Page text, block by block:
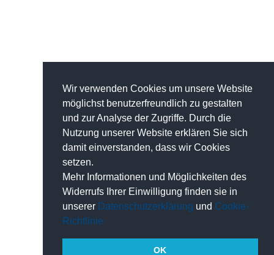
Wir verwenden Cookies um unsere Website
möglichst benutzerfreundlich zu gestalten
und zur Analyse der Zugriffe. Durch die
Nutzung unserer Website erklären Sie sich
damit einverstanden, dass wir Cookies
setzen.
Mehr Informationen und Möglichkeiten des
Widerrufs Ihrer Einwilligung finden sie in
unserer Datenschutzerklärung und Cookie-
Richtlinie
OK